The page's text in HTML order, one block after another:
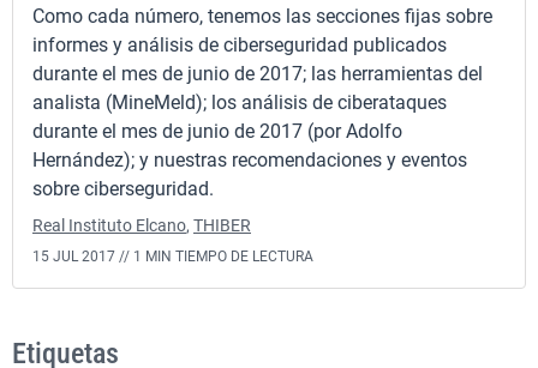
Como cada número, tenemos las secciones fijas sobre
informes y análisis de ciberseguridad publicados
durante el mes de junio de 2017; las herramientas del
analista (MineMeld); los análisis de ciberataques
durante el mes de junio de 2017 (por Adolfo
Hernández); y nuestras recomendaciones y eventos
sobre ciberseguridad.
Real Instituto Elcano, THIBER
15 JUL 2017 // 1 MIN TIEMPO DE LECTURA
Etiquetas